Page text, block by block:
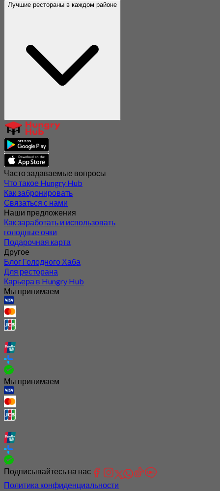
Лучшие рестораны в каждом районе
Часто задаваемые вопросы
Что такое Hungry Hub
Как забронировать
Связаться с нами
Наши предложения
Как заработать и использовать
голодные очки
Подарочная карта
Другое
Блог Голодного Хаба
Для ресторана
Карьера в Hungry Hub
Мы принимаем
Мы принимаем
Подписывайтесь на нас
Политика конфиденциальности